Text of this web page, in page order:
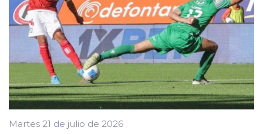
Martes 21 de julio de 2026